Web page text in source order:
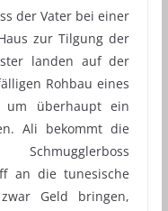
der Vater bei einer
zur Tilgung der
landen auf der
Rohbau eines
um überhaupt ein
Ali bekommt die
an die tunesische
Geld bringen,